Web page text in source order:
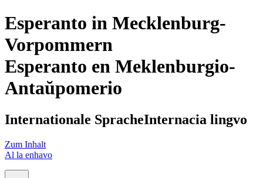
Esperanto in Mecklenburg-
Vorpommern
Esperanto en Meklenburgio-
Antaŭpomerio
Internationale SpracheInternacia lingvo
Zum Inhalt
Al la enhavo